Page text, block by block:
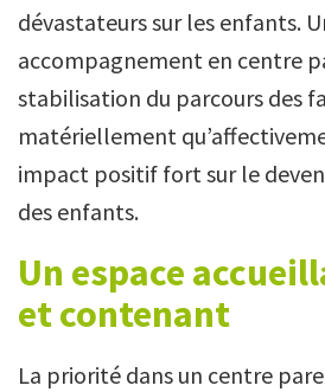
dévastateurs sur les enfants.
accompagnement en centre
stabilisation du parcours des
matériellement
impact positif fort sur le
des enfants.
Un espace
et contenant
La priorité dans un centre